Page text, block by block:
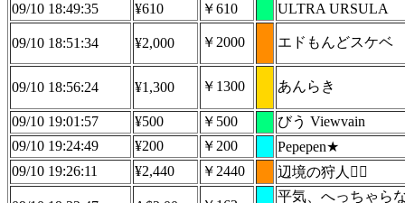
09/10 18:49:35
¥610 ￥610 ULTRA URSULA
09/10 18:51:34 ¥2,000 ￥2000 エドもんどスケベ
09/10 18:56:24 ¥1,300 ￥1300 あんらき
09/10 19:01:57 ¥500 ￥500
びう Viewvain
09/10 19:24:49
¥200 ￥200
Pepepen★
09/10 19:26:11
¥2,440 ￥2440 辺境の狩人🏴‍☠️
平気、へっちゃら